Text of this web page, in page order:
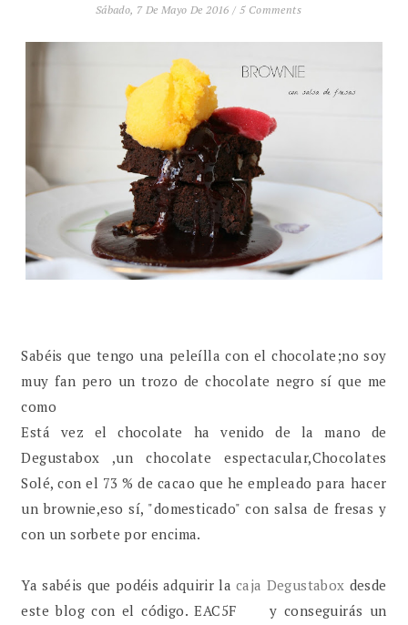
Sábado, 7 De Mayo De 2016 / 5 Comments
Sabéis que tengo una peleílla con el chocolate;no soy
muy fan pero un trozo de chocolate negro sí que me
como
Está vez el chocolate ha venido de la mano de
Degustabox ,un chocolate espectacular,Chocolates
Solé, con el 73 % de cacao que he empleado para hacer
un brownie,eso sí, "domesticado" con salsa de fresas y
con un sorbete por encima.
Ya sabéis que podéis adquirir lacaja Degustabox desde
este blog con el código. EAC5F y conseguirás un